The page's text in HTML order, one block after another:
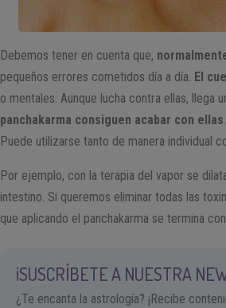
Debemos tener en cuenta que,
pequeños errores cometidos día a día. El
o mentales. Aunque lucha contra ellas, llega
panchakarma consiguen acabar con ellas
Puede utilizarse tanto de manera individual
Por ejemplo, con la terapia del vapor se
intestino. Si queremos eliminar todas las
que aplicando el panchakarma se termina
¡SUSCRÍBETE A NUESTRA
¿Te encanta la astrología? ¡Recibe